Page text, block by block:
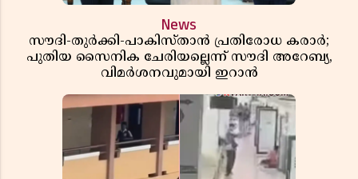
News
സൗദി-തുർക്കി-പാകിസ്താൻ പ്രതിരോധ കരാർ;
പുതിയ സൈനിക ചേരിയല്ലെന്ന് സൗദി അറേബ്യ,
വിമർശനവുമായി ഇറാൻ